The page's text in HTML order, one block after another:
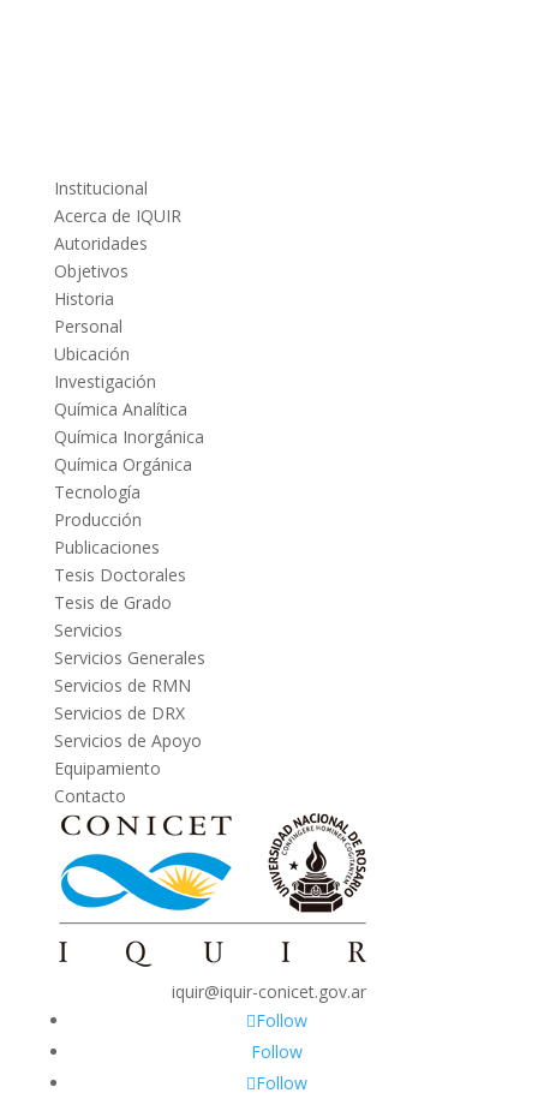
Institucional
Acerca de IQUIR
Autoridades
Objetivos
Historia
Personal
Ubicación
Investigación
Química Analítica
Química Inorgánica
Química Orgánica
Tecnología
Producción
Publicaciones
Tesis Doctorales
Tesis de Grado
Servicios
Servicios Generales
Servicios de RMN
Servicios de DRX
Servicios de Apoyo
Equipamiento
Contacto
iquir@iquir-conicet.gov.ar
Follow
Follow
Follow